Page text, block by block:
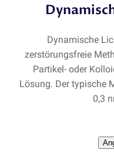
Dynamische
zerstörungsfreie
Partikel- oder
Lösung. Der typische
0,3